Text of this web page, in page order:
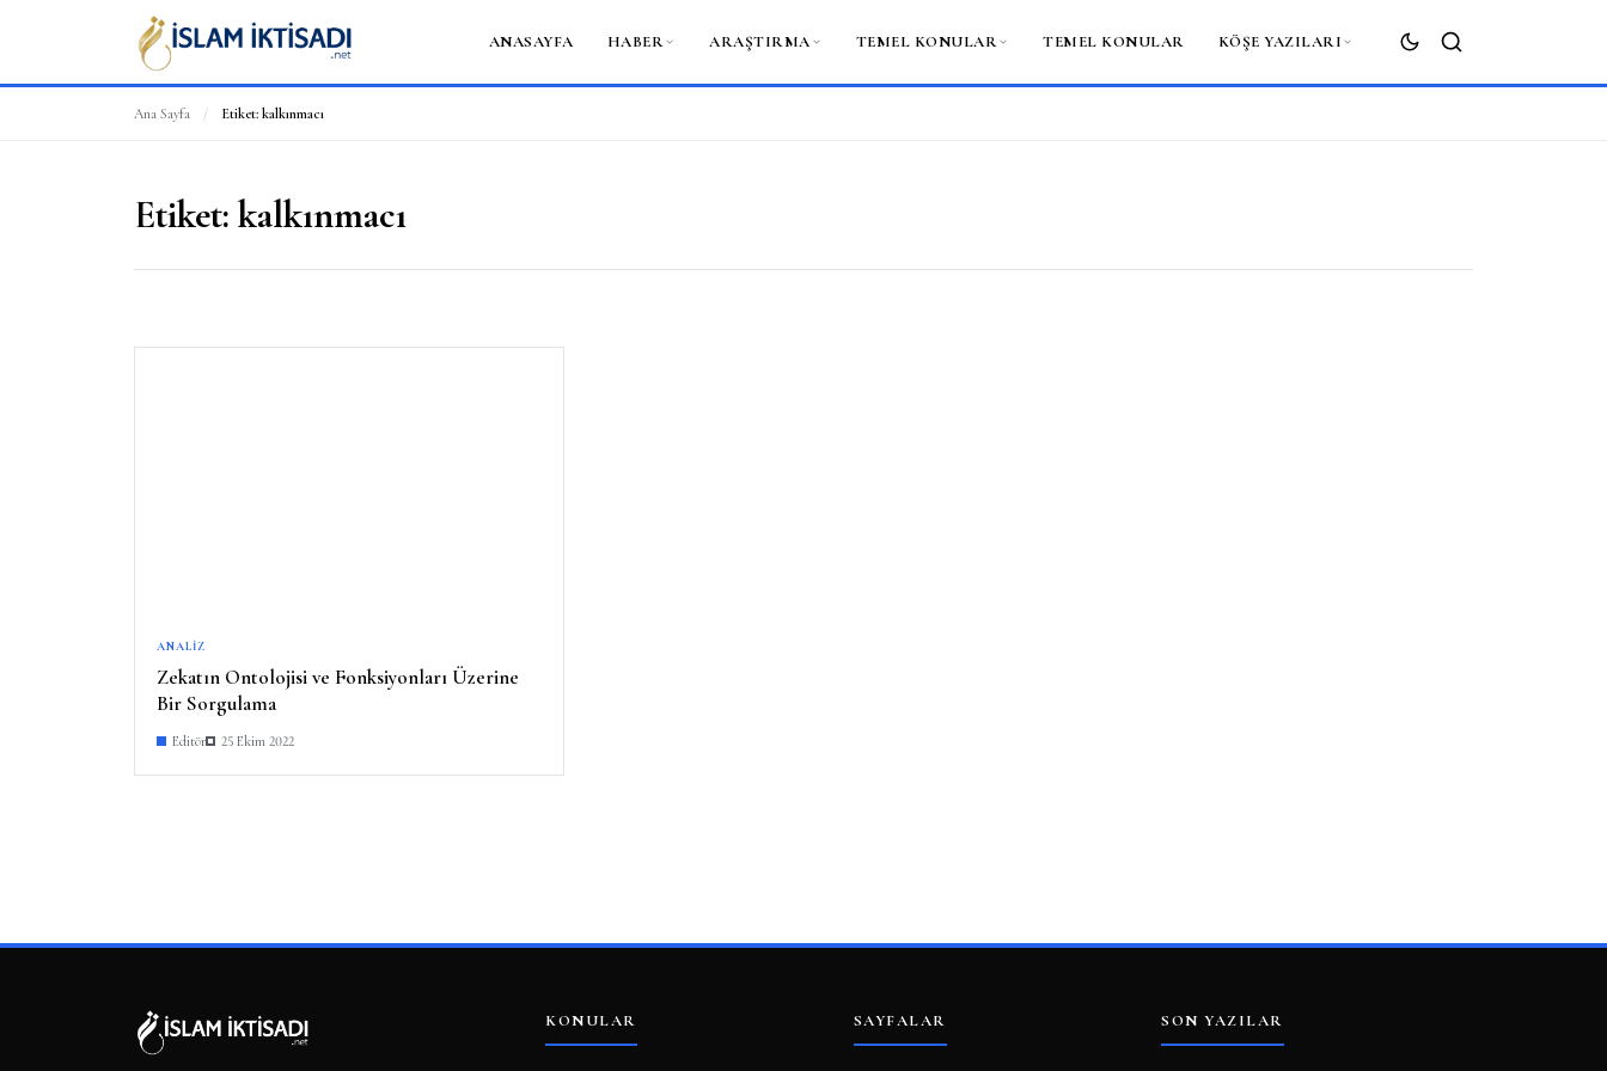
ANASAYFA HABER ARAŞTIRMA TEMEL KONULAR TEMEL KONULAR KÖŞE YAZILARI
ARA
Ana Sayfa / Etiket: kalkınmacı
Etiket:kalkınmacı
ANALIZ
Zekatın Ontolojisi ve Fonksiyonları Üzerine
Bir Sorgulama
Editör 25 Ekim 2022
KONULAR SAYFALAR SON YAZILAR